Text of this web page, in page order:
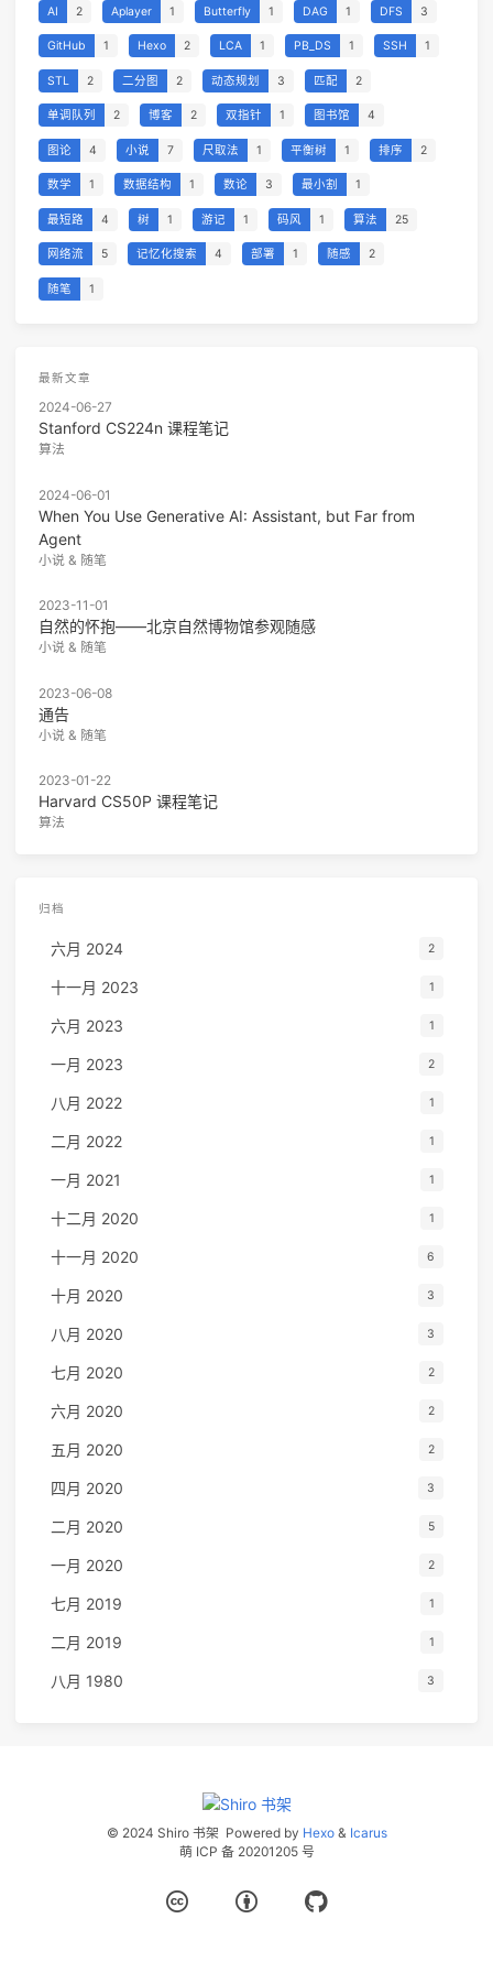
AI 2 Aplayer 1 Butterfly 1 DAG 1 DFS 3
GitHub 1 Hexo 2 LCA 1 PB_DS 1 SSH 1
STL 2 二分图 2 动态规划 3 匹配 2
单调队列 2 博客 2 双指针 1 图书馆 4
图论 4 小说 7 尺取法 1 平衡树 1 排序 2
数学 1 数据结构 1 数论 3 最小割 1
最短路 4 树 1 游记 1 码风 1 算法 25
网络流 5 记忆化搜索 4 部署 1 随感 2
随笔 1
最新文章
2024-06-27
Stanford CS224n 课程笔记
算法
2024-06-01
When You Use Generative AI: Assistant, but Far from
Agent
小说 & 随笔
2023-11-01
自然的怀抱——北京自然博物馆参观随感
小说 & 随笔
2023-06-08
通告
小说 & 随笔
2023-01-22
Harvard CS50P 课程笔记
算法
归档
六月 2024 2
十一月 2023 1
六月 2023 1
一月 2023 2
八月 2022 1
二月 2022 1
一月 2021 1
十二月 2020 1
十一月 2020 6
十月 2020 3
八月 2020 3
七月 2020 2
六月 2020 2
五月 2020 2
四月 2020 3
二月 2020 5
一月 2020 2
七月 2019 1
二月 2019 1
八月 1980 3
© 2024 Shiro 书架 Powered by Hexo& Icarus
萌 ICP 备 20201205 号